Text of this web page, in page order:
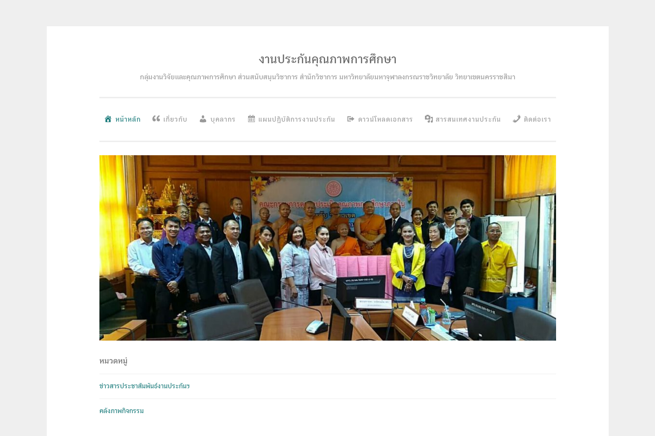
งานประกันคุณภาพการศึกษา
กลุ่มงานวิจัยและคุณภาพการศึกษา ส่วนสนับสนุนวิชาการ สำนักวิชาการ มหาวิทยาลัยมหาจุฬาลงกรณราชวิทยาลัย วิทยาเขตนครราชสีมา
หน้าหลัก เกี่ยวกับ บุคลากร แผนปฏิบัติการงานประกัน ดาวน์โหลดเอกสาร สารสนเทศงานประกัน ติดต่อเรา
หมวดหมู่
ข่าวสารประชาสัมพันธ์งานประกันฯ
คลังภาพกิจกรรม